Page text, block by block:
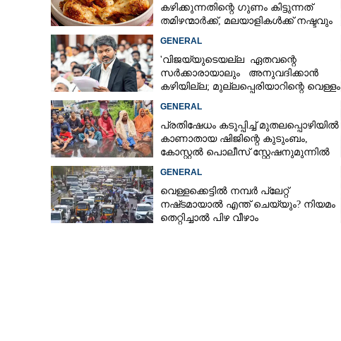
കഴിക്കുന്നതിന്റെ ഗുണം കിട്ടുന്നത്
തമിഴന്മാർക്ക്, മലയാളികൾക്ക് നഷ്ടവും
GENERAL
'വിജയ്‌യുടെയല്ല ഏതവന്റെ
സർക്കാരായാലും അനുവദിക്കാൻ
കഴിയില്ല; മുല്ലപ്പെരിയാറിന്റെ വെള്ളം
GENERAL
പ്രതിഷേധം കടുപ്പിച്ച് മുതലപ്പൊഴിയിൽ
കാണാതായ ഷിജിന്റെ കുടുംബം,
കോസ്റ്റൽ പൊലീസ് സ്റ്റേഷനുമുന്നിൽ
GENERAL
വെള്ളക്കെട്ടിൽ നമ്പർ പ്ലേറ്റ്
നഷ്‌ടമായാൽ എന്ത് ചെയ്യും? നിയമം
തെറ്റിച്ചാൽ പിഴ വീഴാം